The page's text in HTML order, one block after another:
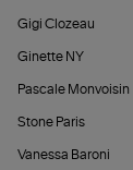
Gigi Clozeau
Ginette NY
Pascale Monvoisin
Stone Paris
Vanessa Baroni